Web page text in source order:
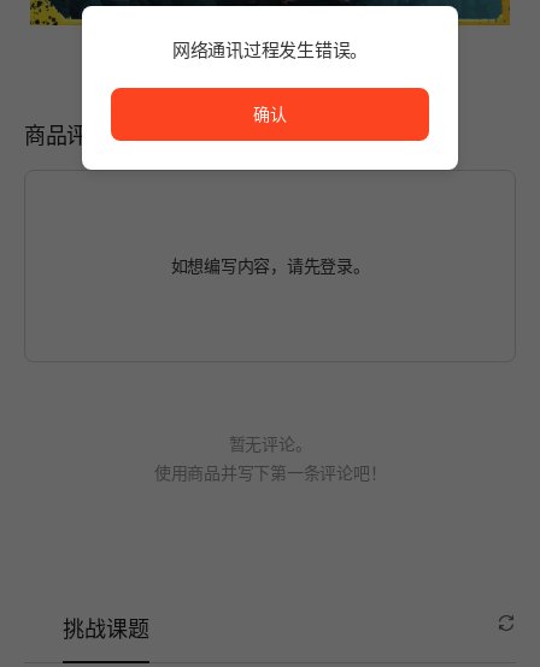
商品评价
如想编写内容，请先登录。
暂无评论。
使用商品并写下第一条评论吧！
挑战课题
网络通讯过程发生错误。
确认